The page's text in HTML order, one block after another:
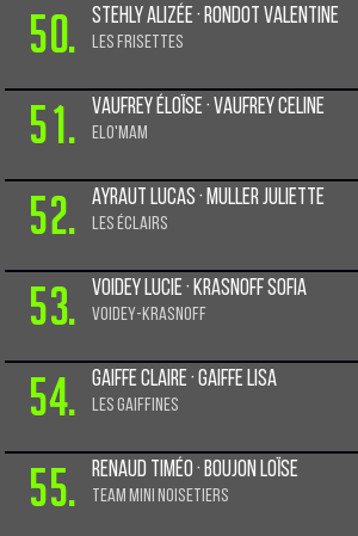
50. Stehly Alizée · Rondot Valentine
Les Frisettes
51. Vaufrey Éloïse · Vaufrey Celine
Elo'mam
52. Ayraut Lucas · Muller Juliette
Les éclairs
53. Voidey Lucie · Krasnoff Sofia
VOIDEY-KRASNOFF
54. Gaiffe Claire · Gaiffe Lisa
Les gaiffines
55. Renaud Timéo · Boujon Loïse
TEAM MINI NOISETIERS